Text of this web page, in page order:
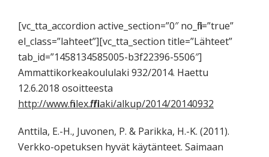
[vc_tta_accordion active_section=”0″ no_fill=”true”
el_class=”lahteet”][vc_tta_section title=”Lähteet”
tab_id=”1458134585005-b3f22396-5506″]
Ammattikorkeakoululaki 932/2014. Haettu
12.6.2018 osoitteesta
http://www.finlex.fi/fi/laki/alkup/2014/20140932
Anttila, E.-H., Juvonen, P. & Parikka, H.-K. (2011).
Verkko-opetuksen hyvät käytänteet. Saimaan